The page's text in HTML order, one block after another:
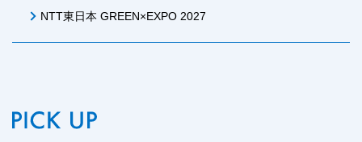
NTT東日本 GREEN×EXPO 2027